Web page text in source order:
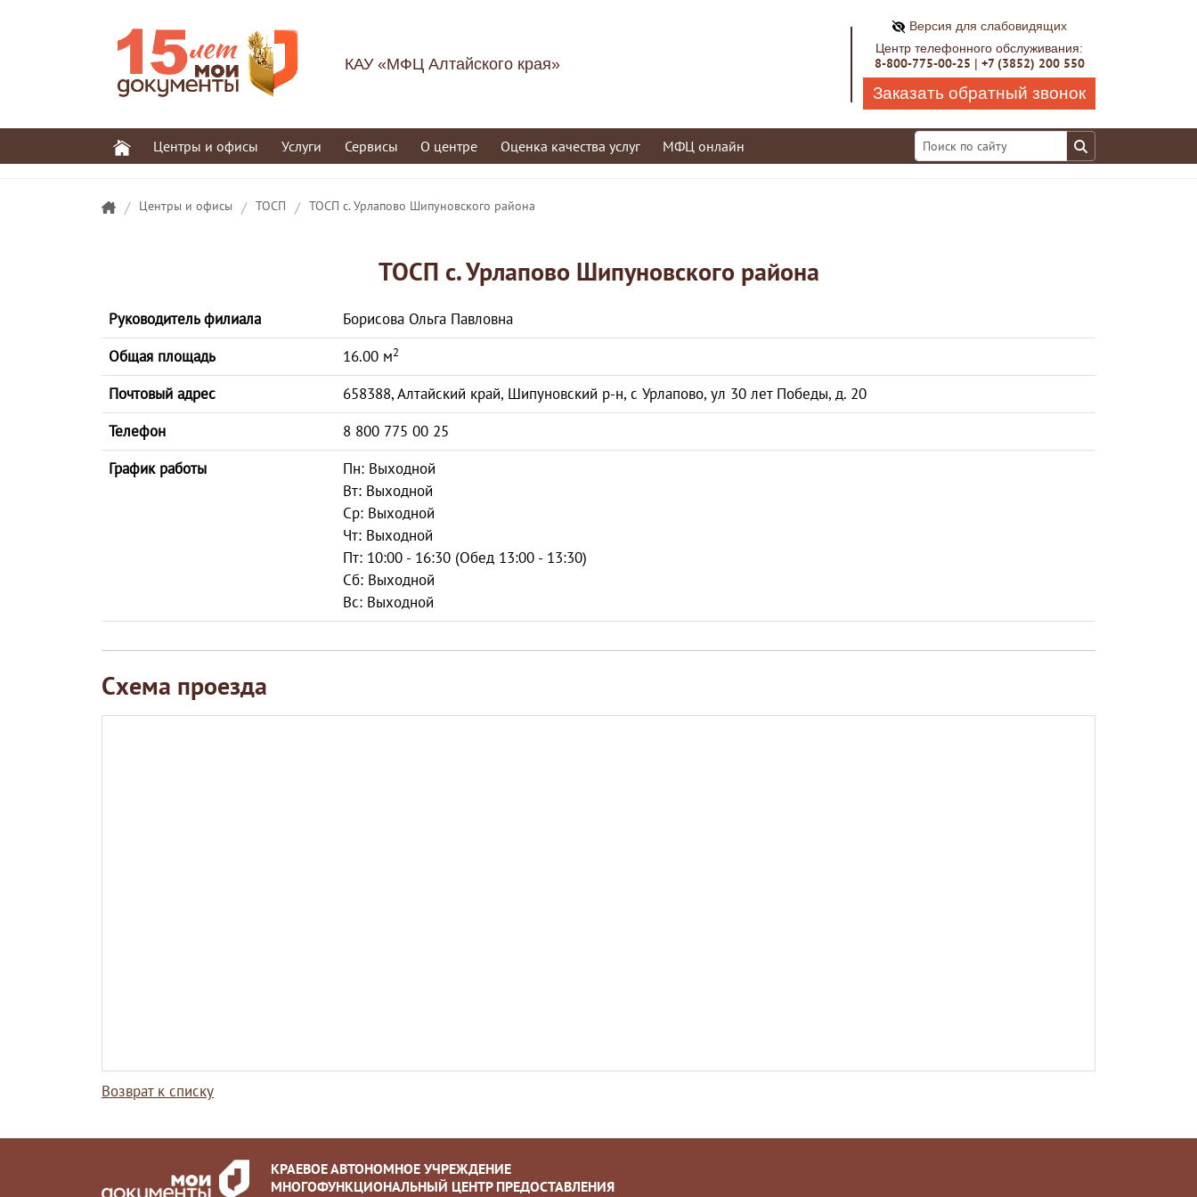
КАУ «МФЦ Алтайского края»
Версия для слабовидящих
Центр телефонного обслуживания:
8-800-775-00-25 | +7 (3852) 200 550
Заказать обратный звонок
Центры и офисы Услуги Сервисы О центре Оценка качества услуг МФЦ онлайн
/ Центры и офисы / ТОСП / ТОСП с. Урлапово Шипуновского района
ТОСП с. Урлапово Шипуновского района
Руководитель филиала
Борисова Ольга Павловна
Общая площадь
16.00 м2
Почтовый адрес
658388, Алтайский край, Шипуновский р-н, с Урлапово, ул 30 лет Победы, д. 20
Телефон
8 800 775 00 25
График работы
Пн: Выходной
Вт: Выходной
Ср: Выходной
Чт: Выходной
Пт: 10:00 - 16:30 (Обед 13:00 - 13:30)
Сб: Выходной
Вс: Выходной
Схема проезда
Возврат к списку
КРАЕВОЕ АВТОНОМНОЕ УЧРЕЖДЕНИЕ
МНОГОФУНКЦИОНАЛЬНЫЙ ЦЕНТР ПРЕДОСТАВЛЕНИЯ